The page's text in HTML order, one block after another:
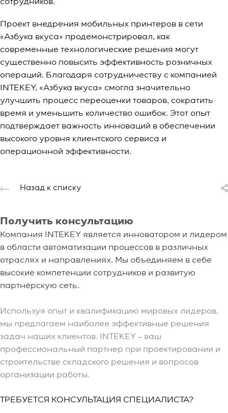
сотрудников.
Проект внедрения мобильных принтеров в сети
«Азбука вкуса» продемонстрировал, как
современные технологические решения могут
существенно повысить эффективность розничных
операций. Благодаря сотрудничеству с компанией
INTEKEY, «Азбука вкуса» смогла значительно
улучшить процесс переоценки товаров, сократить
время и уменьшить количество ошибок. Этот опыт
подтверждает важность инноваций в обеспечении
высокого уровня клиентского сервиса и
операционной эффективности.
Назад к списку
Получить консультацию
Компания INTEKEY является инноватором и лидером
в области автоматизации процессов в различных
отраслях и направлениях. Мы объединяем в себе
высокие компетенции сотрудников и развитую
партнёрскую сеть.
Используя опыт и квалификацию мировых лидеров,
мы предлагаем наиболее эффективные решения
задач наших клиентов. INTEKEY – ваш
профессиональный партнер при проектировании и
строительстве складского решения и вопросов
организации работы.
ТРЕБУЕТСЯ КОНСУЛЬТАЦИЯ СПЕЦИАЛИСТА?